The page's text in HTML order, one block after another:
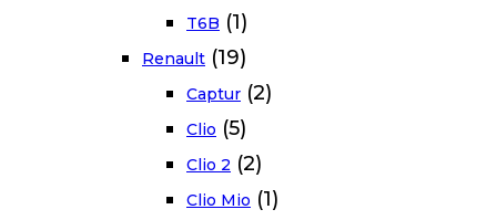
T6B (1)
Renault (19)
Captur (2)
Clio (5)
Clio 2 (2)
Clio Mio (1)